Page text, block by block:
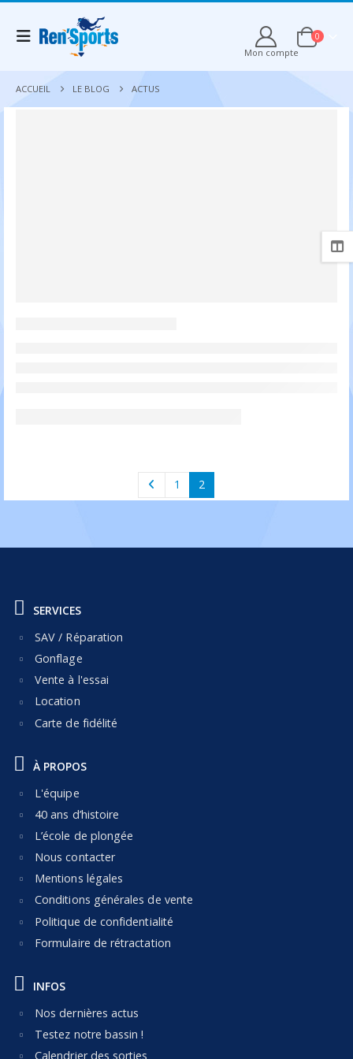
Mon compte
0
ACCUEIL LE BLOG ACTUS
1 2
SERVICES
SAV / Réparation
Gonflage
Vente à l'essai
Location
Carte de fidélité
À PROPOS
L'équipe
40 ans d’histoire
L’école de plongée
Nous contacter
Mentions légales
Conditions générales de vente
Politique de confidentialité
Formulaire de rétractation
INFOS
Nos dernières actus
Testez notre bassin !
Calendrier des sorties